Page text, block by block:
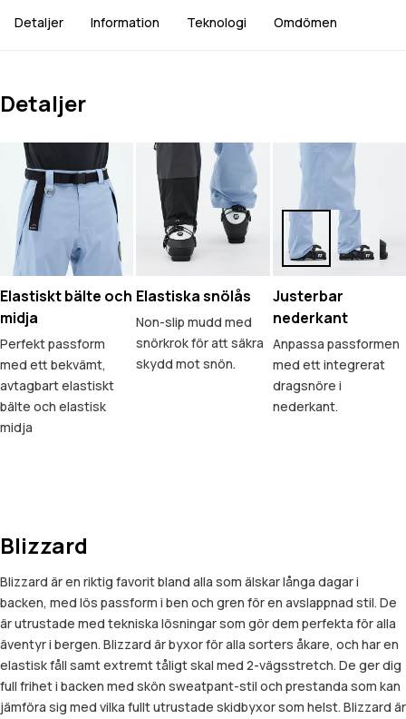
Detaljer Information Teknologi Omdömen
Detaljer
Elastiskt bälte och
midja
Perfekt passform
med ett bekvämt,
avtagbart elastiskt
bälte och elastisk
midja
Elastiska snölås
Non-slip mudd med
snörkrok för att säkra
skydd mot snön.
Justerbar
nederkant
Anpassa passformen
med ett integrerat
dragsnöre i
nederkant.
Blizzard
Blizzard är en riktig favorit bland alla som älskar långa dagar i
backen, med lös passform i ben och gren för en avslappnad stil. De
är utrustade med tekniska lösningar som gör dem perfekta för alla
äventyr i bergen. Blizzard är byxor för alla sorters åkare, och har en
elastisk fåll samt extremt tåligt skal med 2-vägsstretch. De ger dig
full frihet i backen med skön sweatpant-stil och prestanda som kan
jämföra sig med vilka fullt utrustade skidbyxor som helst. Blizzard är